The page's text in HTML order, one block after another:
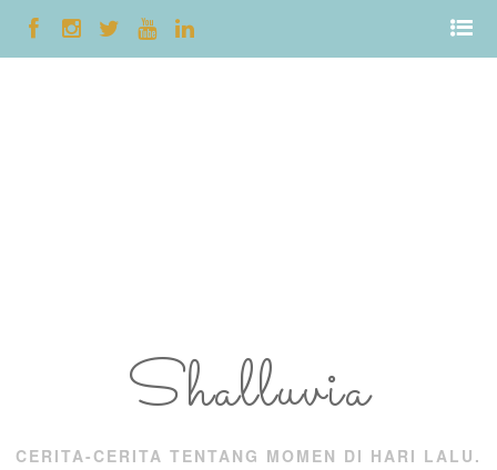
Shalluvia
CERITA-CERITA TENTANG MOMEN DI HARI LALU.